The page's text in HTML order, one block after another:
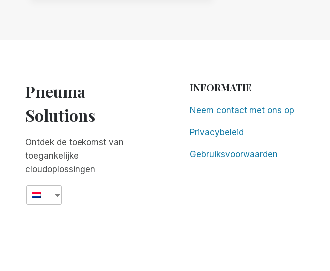
Pneuma
Solutions
Ontdek de toekomst van
toegankelijke
cloudoplossingen
INFORMATIE
Neem contact met ons op
Privacybeleid
Gebruiksvoorwaarden